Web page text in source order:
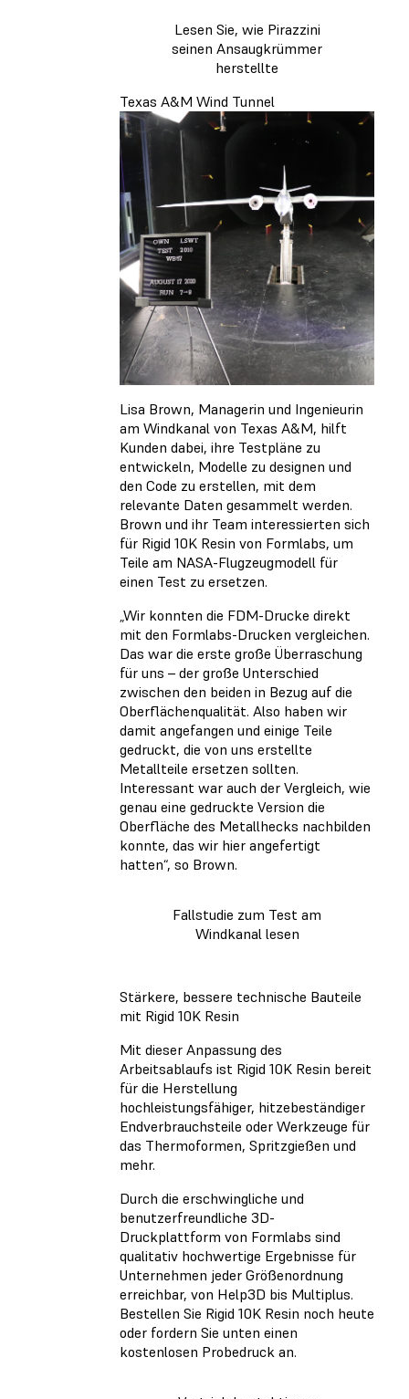
Lesen Sie, wie Pirazzini
seinen Ansaugkrümmer
herstellte
Texas A&M Wind Tunnel
Lisa Brown, Managerin und Ingenieurin
am Windkanal von Texas A&M, hilft
Kunden dabei, ihre Testpläne zu
entwickeln, Modelle zu designen und
den Code zu erstellen, mit dem
relevante Daten gesammelt werden.
Brown und ihr Team interessierten sich
für Rigid 10K Resin von Formlabs, um
Teile am NASA-Flugzeugmodell für
einen Test zu ersetzen.
„Wir konnten die FDM-Drucke direkt
mit den Formlabs-Drucken vergleichen.
Das war die erste große Überraschung
für uns – der große Unterschied
zwischen den beiden in Bezug auf die
Oberflächenqualität. Also haben wir
damit angefangen und einige Teile
gedruckt, die von uns erstellte
Metallteile ersetzen sollten.
Interessant war auch der Vergleich, wie
genau eine gedruckte Version die
Oberfläche des Metallhecks nachbilden
konnte, das wir hier angefertigt
hatten“, so Brown.
Fallstudie zum Test am
Windkanal lesen
Stärkere, bessere technische Bauteile
mit Rigid 10K Resin
Mit dieser Anpassung des
Arbeitsablaufs ist Rigid 10K Resin bereit
für die Herstellung
hochleistungsfähiger, hitzebeständiger
Endverbrauchsteile oder Werkzeuge für
das Thermoformen, Spritzgießen und
mehr.
Durch die erschwingliche und
benutzerfreundliche 3D-
Druckplattform von Formlabs sind
qualitativ hochwertige Ergebnisse für
Unternehmen jeder Größenordnung
erreichbar, von Help3D bis Multiplus.
Bestellen Sie Rigid 10K Resin noch heute
oder fordern Sie unten einen
kostenlosen Probedruck an.